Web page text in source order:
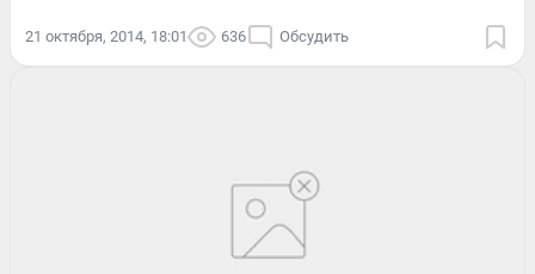
21 октября, 2014, 18:01 636 Обсудить